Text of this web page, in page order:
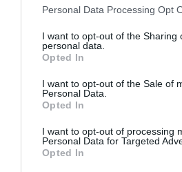
Please note that this website/app
not limited to your visit or usage
grant or deny consent to Google
use your data for below specified
consent section.
Personal Data Processing Opt
I want to opt-out of the Sharing
personal data.
Opted In
I want to opt-out of the Sale of
Personal Data.
Opted In
I want to opt-out of processing
Personal Data for Targeted
Opted In
ΔΙΑΒΆΣΤΕ ΣΤΟ